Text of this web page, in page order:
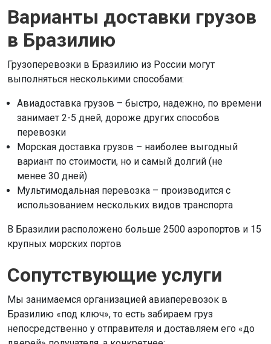
Варианты доставки грузов
в Бразилию
Грузоперевозки в Бразилию из России могут
выполняться несколькими способами:
Авиадоставка грузов – быстро, надежно, по времени
занимает 2-5 дней, дороже других способов
перевозки
Морская доставка грузов – наиболее выгодный
вариант по стоимости, но и самый долгий (не
менее 30 дней)
Мультимодальная перевозка – производится с
использованием нескольких видов транспорта
В Бразилии расположено больше 2500 аэропортов и 15
крупных морских портов
Сопутствующие услуги
Мы занимаемся организацией авиаперевозок в
Бразилию «под ключ», то есть забираем груз
непосредственно у отправителя и доставляем его «до